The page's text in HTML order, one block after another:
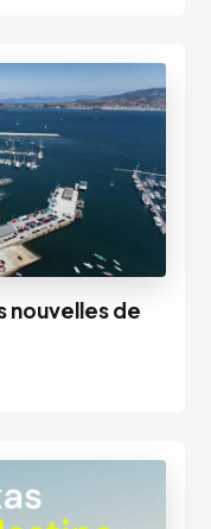
nouvelles de